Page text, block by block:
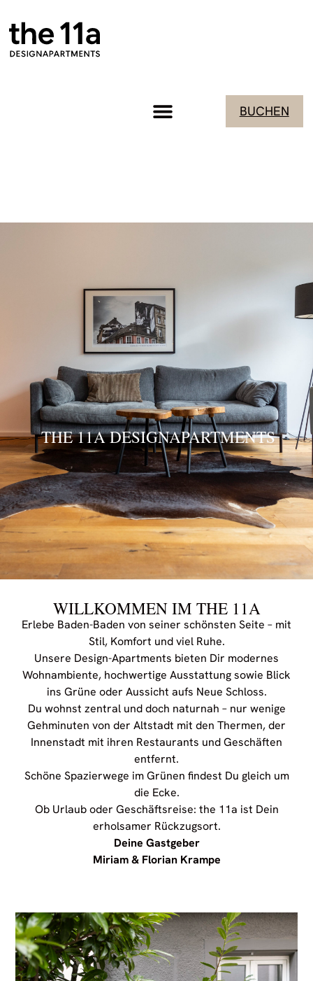
BUCHEN
THE 11A DESIGNAPARTMENTS
WILLKOMMEN IM THE 11A
Erlebe Baden-Baden von seiner schönsten Seite – mit
Stil, Komfort und viel Ruhe.
Unsere Design-Apartments bieten Dir modernes
Wohnambiente, hochwertige Ausstattung sowie Blick
ins Grüne oder Aussicht aufs Neue Schloss.
Du wohnst zentral und doch naturnah – nur wenige
Gehminuten von der Altstadt mit den Thermen, der
Innenstadt mit ihren Restaurants und Geschäften
entfernt.
Schöne Spazierwege im Grünen findest Du gleich um
die Ecke.
Ob Urlaub oder Geschäftsreise: the 11a ist Dein
erholsamer Rückzugsort.
Deine Gastgeber
Miriam & Florian Krampe